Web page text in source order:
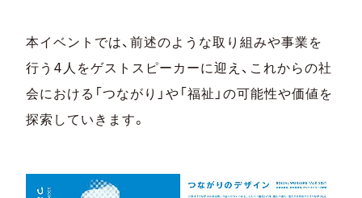
本イベントでは、前述のような取り組みや事業を
行う4人をゲストスピーカーに迎え、これからの社
会における「つながり」や「福祉」の可能性や価値を
探索していきます。